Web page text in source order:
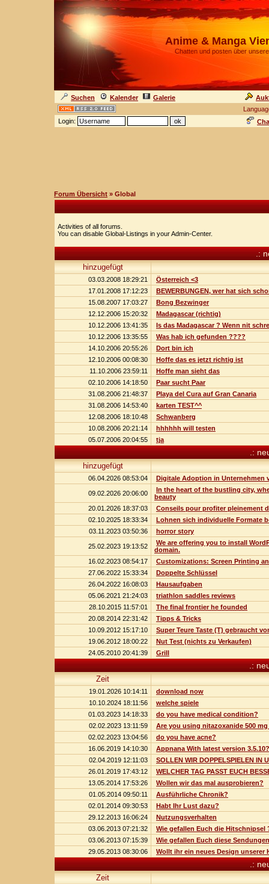
Anime & Manga
Chatten und posten über
Suchen Kalender Galerie
Login:
Forum Übersicht » Global
Activities of all forums.
You can disable Global-Listings in your Admin-Center.
.:
hinzugefügt
03.03.2008 18:29:21
Österreich <3
17.01.2008 17:12:23
BEWERBUNGEN, wer hat sich
15.08.2007 17:03:27
Bong Bezwinger
12.12.2006 15:20:32
Madagascar (richtig)
10.12.2006 13:41:35
Is das Madagascar ? Wenn nit
10.12.2006 13:35:55
Was hab ich gefunden ????
14.10.2006 20:55:26
Dort bin ich
12.10.2006 00:08:30
Hoffe das es jetzt richtig ist
11.10.2006 23:59:11
Hoffe man sieht das
02.10.2006 14:18:50
Paar sucht Paar
31.08.2006 21:48:37
Playa del Cura auf Gran Canaria
31.08.2006 14:53:40
karten TEST^^
12.08.2006 18:10:48
Schwanberg
10.08.2006 20:21:14
hhhhhh will testen
05.07.2006 20:04:55
tja
.:
hinzugefügt
06.04.2026 08:53:04 Digitale Adoption in Unternehmen
09.02.2026 20:06:00
In the heart of the bustling city,
beauty
20.01.2026 18:37:03
Conseils pour profiter pleinement
02.10.2025 18:33:34
Lohnen sich individuelle Formate
03.11.2023 03:50:36
horror story
25.02.2023 19:13:52
We are offering you to install
domain.
16.02.2023 08:54:17
Customizations: Screen Printing
27.06.2022 15:33:34
Doppelte Schlüssel
26.04.2022 16:08:03
Hausaufgaben
05.06.2021 21:24:03
triathlon saddles reviews
28.10.2015 11:57:01
The final frontier he founded
20.08.2014 22:31:42
Tipps & Tricks
10.09.2012 15:17:10
Super Teure Taste (T) gebraucht
19.06.2012 18:00:22
Nut Test (nichts zu Verkaufen)
24.05.2010 20:41:39
Grill
.:
Zeit
19.01.2026 10:14:11
download now
10.10.2024 18:11:56
welche spiele
01.03.2023 14:18:33
do you have medical condition?
02.02.2023 13:11:59
Are you using nitazoxanide 500
02.02.2023 13:04:56
do you have acne?
16.06.2019 14:10:30
Appnana With latest version
02.04.2019 12:11:03
SOLLEN WIR DOPPELSPIELEN IN
26.01.2019 17:43:12
WELCHER TAG PASST EUCH
13.05.2014 17:53:26
Wollen wir das mal ausprobieren?
01.05.2014 09:50:11
Ausführliche Chronik?
02.01.2014 09:30:53
Habt Ihr Lust dazu?
29.12.2013 16:06:24
Nutzungsverhalten
03.06.2013 07:21:32
Wie gefallen Euch die Hitschnipsel
03.06.2013 07:15:39
Wie gefallen Euch diese Sendungen
29.05.2013 08:30:06
Wollt ihr ein neues Design unserer
.:
Zeit